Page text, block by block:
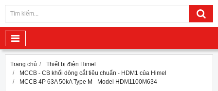
Trang chủ
Thiết bị điện Himel
MCCB - CB khối dòng cắt tiêu chuẩn - HDM1 của Himel
MCCB 4P 63A 50kA Type M - Model HDM1100M634